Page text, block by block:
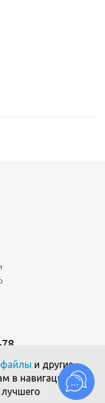
cookie
и другие
в навигации,